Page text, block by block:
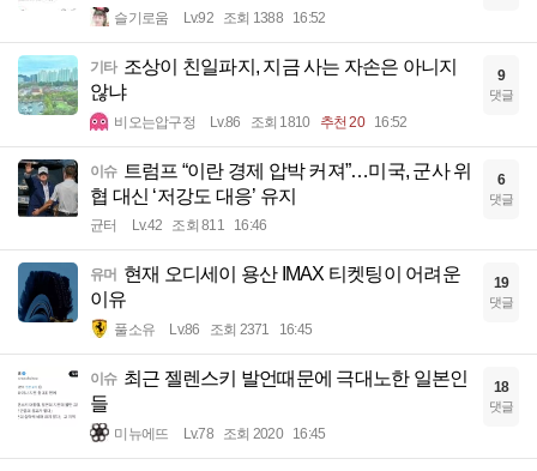
슬기로움 Lv.92 조회 1388 16:52
기타 조상이 친일파지, 지금 사는 자손은 아니지
않냐
비오는압구정 Lv.86 조회 1810 추천 20 16:52
9
댓글
이슈
트럼프 “이란 경제 압박 커져”…미국, 군사 위
협 대신 ‘저강도 대응’ 유지
균터 Lv.42 조회 811 16:46
6
댓글
유머 현재 오디세이 용산 IMAX 티켓팅이 어려운
이유
풀소유 Lv.86 조회 2371 16:45
19
댓글
이슈 최근 젤렌스키 발언때문에 극대노한 일본인
들
미뉴에뜨 Lv.78 조회 2020 16:45
18
댓글